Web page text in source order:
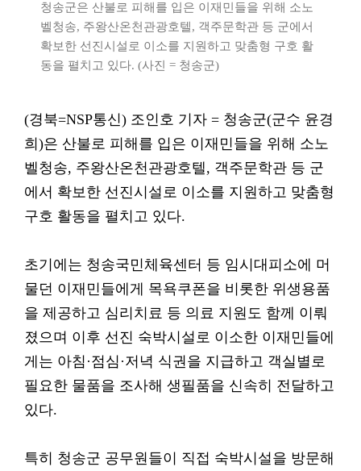
청송군은 산불로 피해를 입은 이재민들을 위해 소노
벨청송, 주왕산온천관광호텔, 객주문학관 등 군에서
확보한 선진시설로 이소를 지원하고 맞춤형 구호 활
동을 펼치고 있다. (사진 = 청송군)
(경북=NSP통신) 조인호 기자 = 청송군(군수 윤경
희)은 산불로 피해를 입은 이재민들을 위해 소노
벨청송, 주왕산온천관광호텔, 객주문학관 등 군
에서 확보한 선진시설로 이소를 지원하고 맞춤형
구호 활동을 펼치고 있다.
초기에는 청송국민체육센터 등 임시대피소에 머
물던 이재민들에게 목욕쿠폰을 비롯한 위생용품
을 제공하고 심리치료 등 의료 지원도 함께 이뤄
졌으며 이후 선진 숙박시설로 이소한 이재민들에
게는 아침·점심·저녁 식권을 지급하고 객실별로
필요한 물품을 조사해 생필품을 신속히 전달하고
있다.
특히 청송군 공무원들이 직접 숙박시설을 방문해